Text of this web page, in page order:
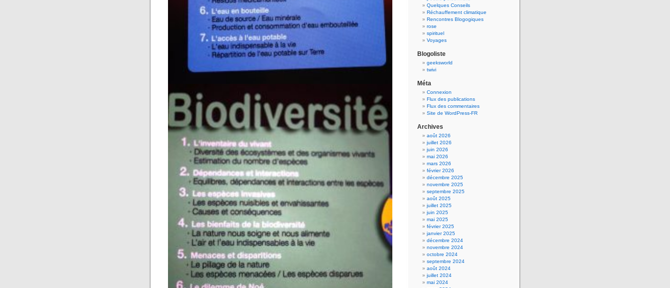
Quelques Conseils
Réchauffement climatique
Rencontres Blogogiques
rose
spirituel
Voyages
Blogoliste
geeksworld
twivi
Méta
Connexion
Flux des publications
Flux des commentaires
Site de WordPress-FR
Archives
août 2026
juillet 2026
juin 2026
mai 2026
mars 2026
février 2026
décembre 2025
novembre 2025
septembre 2025
août 2025
juillet 2025
juin 2025
mai 2025
février 2025
janvier 2025
décembre 2024
novembre 2024
octobre 2024
septembre 2024
août 2024
juillet 2024
mai 2024